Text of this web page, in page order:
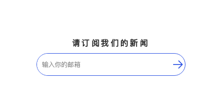
请订阅我们的新闻